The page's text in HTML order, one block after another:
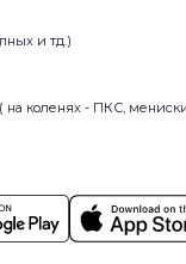
и тд.)
коленях - ПКС,